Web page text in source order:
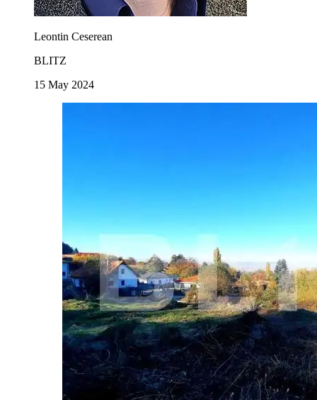
Leontin Ceserean
BLITZ
15 May 2024